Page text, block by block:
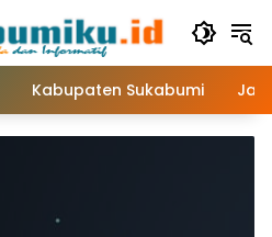
Kabupaten Sukabumi